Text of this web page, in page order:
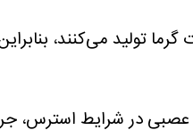
تولید می‌کنند،
در شرایط استرس،